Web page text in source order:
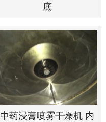
底
中药浸膏喷雾干燥机 内